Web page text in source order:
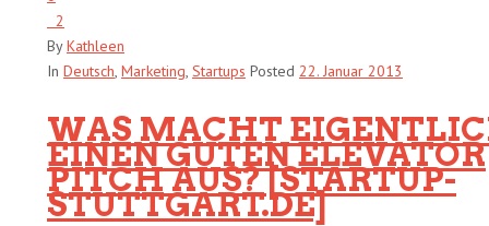
2
ByKathleen
In Deutsch, Marketing, Startups Posted 22. Januar 2013
WAS MACHT
EINEN GUTEN ELEVATOR
PITCH AUS? [STARTUP-
STUTTGART.DE]